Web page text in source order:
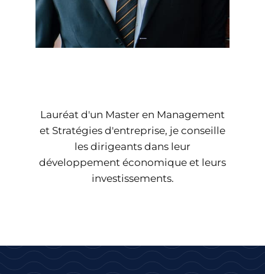
Lauréat d'un Master en Management
et Stratégies d'entreprise, je conseille
les dirigeants dans leur
développement économique et leurs
investissements.